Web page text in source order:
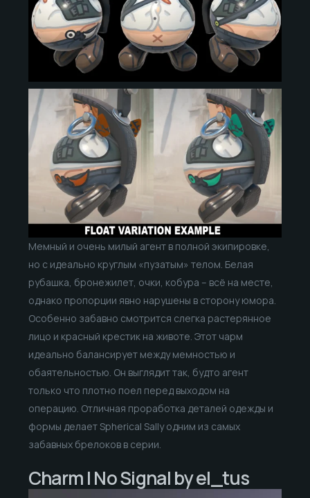
Мемный и очень милый агент в полной экипировке,
но с идеально круглым «пузатым» телом. Белая
рубашка, бронежилет, очки, кобура – всё на месте,
однако пропорции явно нарушены в сторону юмора.
Особенно забавно смотрится слегка растерянное
лицо и красный крестик на животе. Этот чарм
идеально балансирует между мемностью и
обаятельностью. Он выглядит так, будто агент
только что плотно поел перед выходом на
операцию. Отличная проработка деталей одежды и
формы делает Spherical Sally одним из самых
забавных брелоков в серии.
Charm | No Signal by el_tus